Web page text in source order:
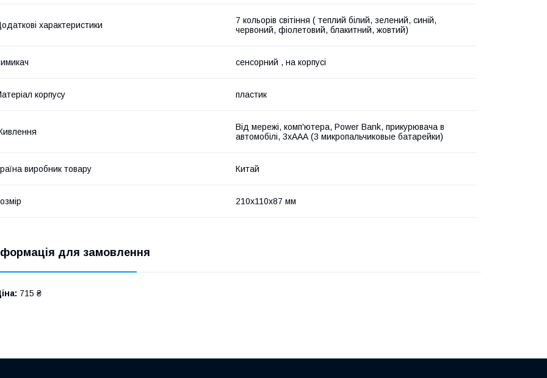
характеристики
7 кольорів світіння ( теплий білий, зелений, синій,
червоний, фіолетовий, блакитний, жовтий)
сенсорний , на корпусі
корпусу пластик
Від мережі, комп'ютера, Power Bank, прикурювача в
автомобілі, 3хААА (3 микропальчиковые батарейки)
виробник товару Китай
210х110х87 мм
для замовлення
715 ₴